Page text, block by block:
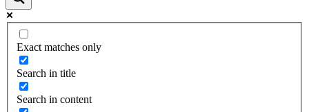
Exact matches only
Search in title
Search in content